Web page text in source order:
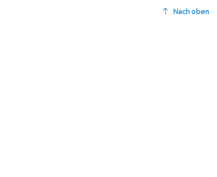
Nach oben